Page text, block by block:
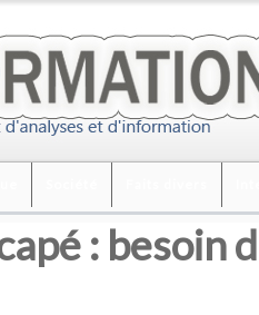
: besoin